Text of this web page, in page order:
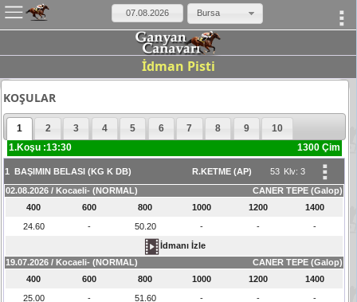
Bursa
İdman Pisti
KOŞULAR
1 2 3 4 5 6 7 8 9
10
1.Koşu :13:30
1300 Çim
1 BAŞIMIN BELASI (KG K DB) R.KETME (AP) 53 Klv: 3
02.08.2026 / Kocaeli- (NORMAL)
CANER TEPE (Galop)
400
600 800 1000 1200
1400
24.60
- 50.20 - -
-
İdmanı İzle
19.07.2026 / Kocaeli- (NORMAL)
CANER TEPE (Galop)
400
600 800 1000 1200
1400
25.00
- 51.60 - -
-
×